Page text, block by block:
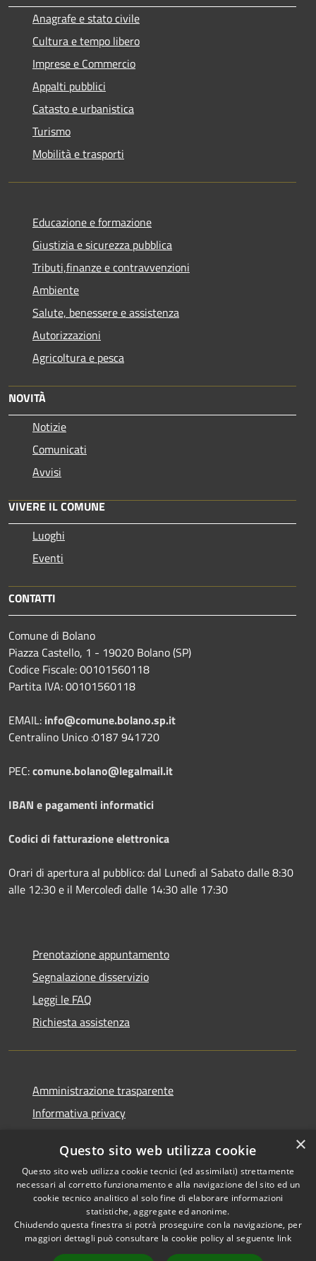
Anagrafe e stato civile
Cultura e tempo libero
Imprese e Commercio
Appalti pubblici
Catasto e urbanistica
Turismo
Mobilità e trasporti
Educazione e formazione
Giustizia e sicurezza pubblica
Tributi,finanze e contravvenzioni
Ambiente
Salute, benessere e assistenza
Autorizzazioni
Agricoltura e pesca
NOVITÀ
Notizie
Comunicati
Avvisi
VIVERE IL COMUNE
Luoghi
Eventi
CONTATTI
Comune di Bolano
Piazza Castello, 1 - 19020 Bolano (SP)
Codice Fiscale: 00101560118
Partita IVA: 00101560118
EMAIL: info@comune.bolano.sp.it
Centralino Unico :0187 941720
PEC:comune.bolano@legalmail.it
IBAN e pagamenti informatici
Codici di fatturazione elettronica
Orari di apertura al pubblico: dal Lunedì al Sabato dalle 8:30
alle 12:30 e il Mercoledì dalle 14:30 alle 17:30
Prenotazione appuntamento
Segnalazione disservizio
Leggi le FAQ
Richiesta assistenza
Amministrazione trasparente
Informativa privacy
Dichiarazione di accessibilità
RSS
Accessibilità
Copyright © 2026 • Comune di
Bolano • Powered by
×
Questo sito web utilizza cookie
Questo sito web utilizza cookie tecnici (ed assimilati) strettamente
necessari al corretto funzionamento e alla navigazione del sito ed un
cookie tecnico analitico al solo fine di elaborare informazioni
statistiche, aggregate ed anonime.
Chiudendo questa finestra si potrà proseguire con la navigazione, per
maggiori dettagli può consultare la cookie policy al seguente link